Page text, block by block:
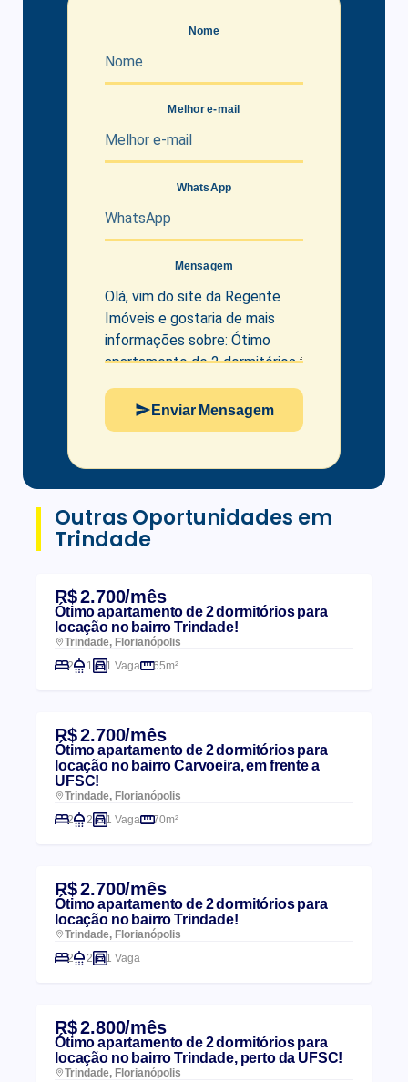
Nome
Melhor e-mail
WhatsApp
Mensagem
Enviar Mensagem
Outras Oportunidades em
Trindade
R$ 2.700/mês
Ótimo apartamento de 2 dormitórios para
locação no bairro Trindade!
Trindade, Florianópolis
2
1 1 Vaga 65m²
R$ 2.700/mês
Ótimo apartamento de 2 dormitórios para
locação no bairro Carvoeira, em frente a
UFSC!
Trindade, Florianópolis
2
2 1 Vaga 70m²
R$ 2.700/mês
Ótimo apartamento de 2 dormitórios para
locação no bairro Trindade!
Trindade, Florianópolis
2
2 1 Vaga
R$ 2.800/mês
Ótimo apartamento de 2 dormitórios para
locação no bairro Trindade, perto da UFSC!
Trindade, Florianópolis